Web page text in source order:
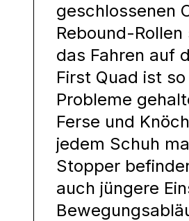
geschlossenen
Rebound-
das Fahren auf
First Quad ist
Probleme
Ferse und
jedem Schuh
Stopper
auch jüngere